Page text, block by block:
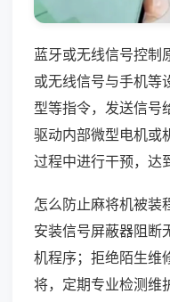
蓝牙或无线信号控制
或无线信号与手机等
型等指令，发送信号
驱动内部微型电机或
过程中进行干预，达
怎么防止麻将机被装
安装信号屏蔽器阻断
机程序；拒绝陌生维
将，定期专业检测维